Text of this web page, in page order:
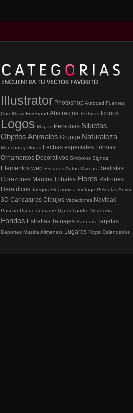
Illustrator Photoshop Autocad Fuentes
CorelDraw Freehand Abstractos Texturas Iconos
Logos Mapas Personas Siluetas
Objetos Animales Grunge Naturaleza
Manchas y Gotas Fechas especiales Formas
Ornamentos Decorativos Simbolos Signos
Elementos web EscudosAutos Marcas Realistas
Corazones Marcos Tribales Flores Patrones
Heraldicos Juegos Electronica Vintage PeliculasAnime
3D Caricaturas Dibujos Vacaciones Navidad
Pascua Dia de la madre Dia del padre Negocios
Fondos Estrellas Tatuajes Banners Tarjetas
Deportes Musica Alimentos Lugares Ropa Calendarios